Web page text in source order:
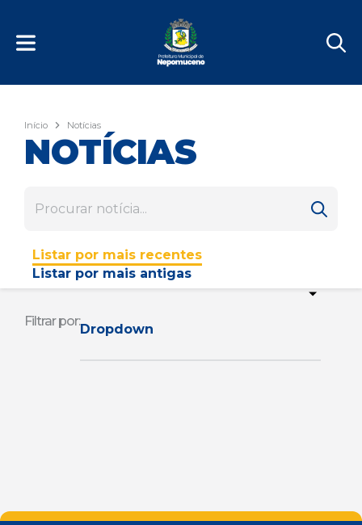
Início Notícias
NOTÍCIAS
Listar por mais recentes
Listar por mais antigas
Filtrar por:
Dropdown